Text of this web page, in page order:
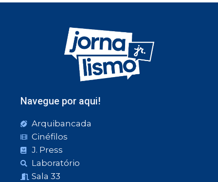
Navegue por aqui!
Arquibancada
Cinéfilos
J. Press
Laboratório
Sala 33